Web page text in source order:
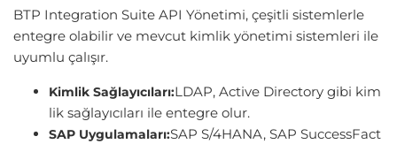
BTP Integration Suite API Yönetimi, çeşitli sistemlerle
entegre olabilir ve mevcut kimlik yönetimi sistemleri ile
uyumlu çalışır.
Kimlik Sağlayıcıları:LDAP, Active Directory gibi kim
lik sağlayıcıları ile entegre olur.
SAP Uygulamaları:SAP S/4HANA, SAP SuccessFact